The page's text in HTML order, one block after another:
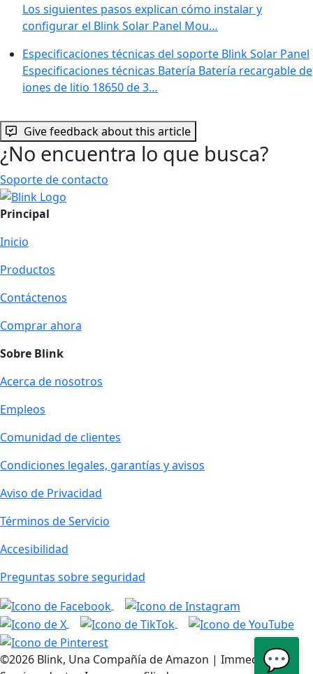
Los siguientes pasos explican cómo instalar y
configurar el Blink Solar Panel Mou…
Especificaciones técnicas del soporte Blink Solar Panel
Especificaciones técnicas Batería Batería recargable de
iones de litio 18650 de 3…
Give feedback about this article
¿No encuentra lo que busca?
Soporte de contacto
Principal
Inicio
Productos
Contáctenos
Comprar ahora
Sobre Blink
Acerca de nosotros
Empleos
Comunidad de clientes
Condiciones legales, garantías y avisos
Aviso de Privacidad
Términos de Servicio
Accesibilidad
Preguntas sobre seguridad
©2026 Blink, Una Compañía de Amazon | Immedia💬